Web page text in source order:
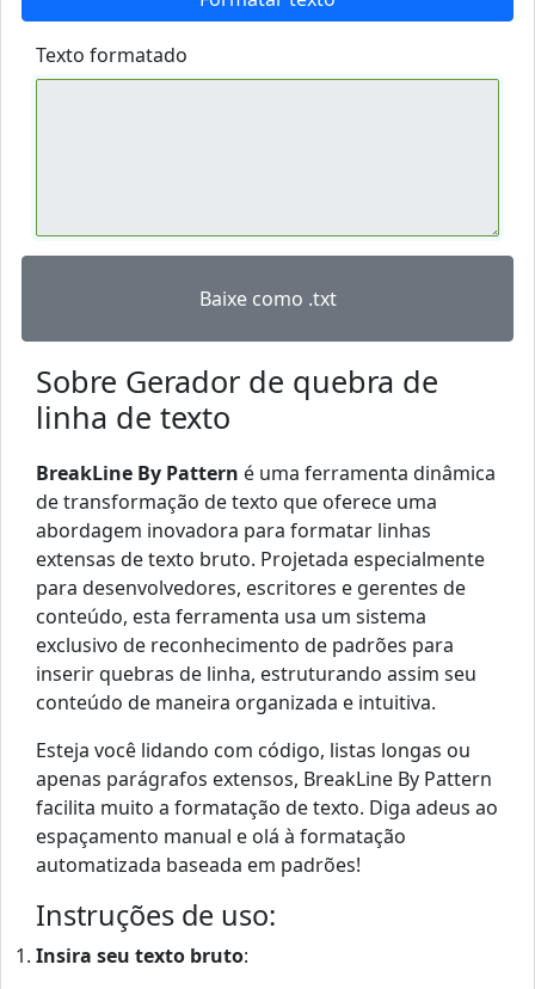
Texto formatado
Baixe como .txt
Sobre Gerador de quebra de
linha de texto
BreakLine By Pattern é uma ferramenta dinâmica
de transformação de texto que oferece uma
abordagem inovadora para formatar linhas
extensas de texto bruto. Projetada especialmente
para desenvolvedores, escritores e gerentes de
conteúdo, esta ferramenta usa um sistema
exclusivo de reconhecimento de padrões para
inserir quebras de linha, estruturando assim seu
conteúdo de maneira organizada e intuitiva.
Esteja você lidando com código, listas longas ou
apenas parágrafos extensos, BreakLine By Pattern
facilita muito a formatação de texto. Diga adeus ao
espaçamento manual e olá à formatação
automatizada baseada em padrões!
Instruções de uso:
Insira seu texto bruto: